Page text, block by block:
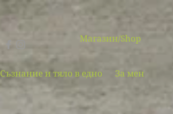
Магазин/Shop
Съзнание и тяло в едно За мен